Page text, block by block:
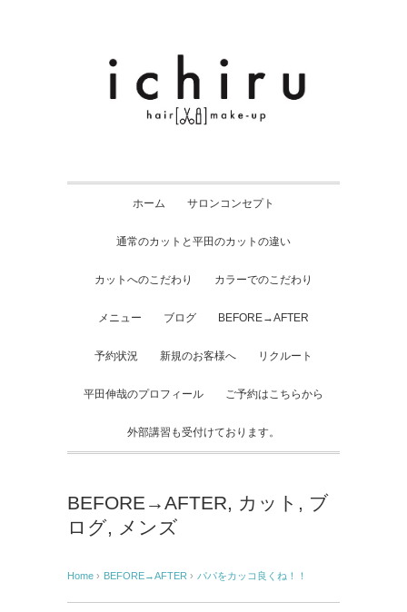
ホーム サロンコンセプト
通常のカットと平田のカットの違い
カットへのこだわり カラーでのこだわり
メニュー ブログ BEFORE→AFTER
予約状況 新規のお客様へ リクルート
平田伸哉のプロフィール ご予約はこちらから
外部講習も受付けております。
BEFORE→AFTER, カット , ブ
ログ, メンズ
Home › BEFORE→AFTER › パパをカッコ良くね！！